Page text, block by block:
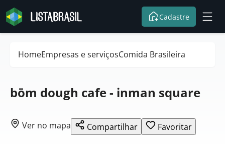
Cadastre
HomeEmpresas e serviçosComida Brasileira
bōm dough cafe - inman square
Ver no mapa Compartilhar Favoritar